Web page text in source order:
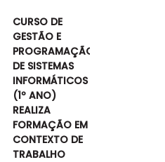
CURSO DE
GESTÃO E
PROGRAMAÇÃO
DE SISTEMAS
INFORMÁTICOS
(1º ANO)
REALIZA
FORMAÇÃO EM
CONTEXTO DE
TRABALHO